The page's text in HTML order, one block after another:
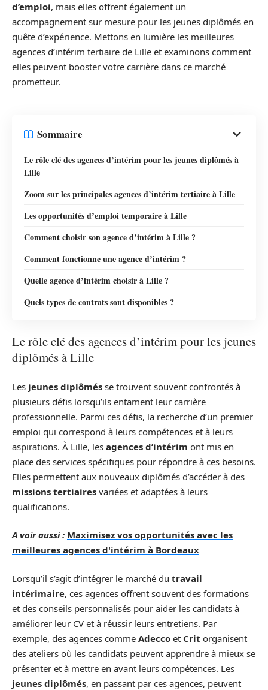
d’emploi, mais elles offrent également un
accompagnement sur mesure pour les jeunes diplômés en
quête d’expérience. Mettons en lumière les meilleures
agences d’intérim tertiaire de Lille et examinons comment
elles peuvent booster votre carrière dans ce marché
prometteur.
Sommaire
Le rôle clé des agences d’intérim pour les jeunes diplômés à
Lille
Zoom sur les principales agences d’intérim tertiaire à Lille
Les opportunités d’emploi temporaire à Lille
Comment choisir son agence d’intérim à Lille ?
Comment fonctionne une agence d’intérim ?
Quelle agence d’intérim choisir à Lille ?
Quels types de contrats sont disponibles ?
Le rôle clé des agences d’intérim pour les jeunes
diplômés à Lille
Les jeunes diplômés se trouvent souvent confrontés à
plusieurs défis lorsqu’ils entament leur carrière
professionnelle. Parmi ces défis, la recherche d’un premier
emploi qui correspond à leurs compétences et à leurs
aspirations. À Lille, les agences d’intérim ont mis en
place des services spécifiques pour répondre à ces besoins.
Elles permettent aux nouveaux diplômés d’accéder à des
missions tertiaires variées et adaptées à leurs
qualifications.
A voir aussi : Maximisez vos opportunités avec les
meilleures agences d'intérim à Bordeaux
Lorsqu’il s’agit d’intégrer le marché du travail
intérimaire, ces agences offrent souvent des formations
et des conseils personnalisés pour aider les candidats à
améliorer leur CV et à réussir leurs entretiens. Par
exemple, des agences comme Adecco et Crit organisent
des ateliers où les candidats peuvent apprendre à mieux se
présenter et à mettre en avant leurs compétences. Les
jeunes diplômés, en passant par ces agences, peuvent